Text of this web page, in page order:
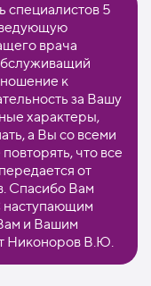
специалистов 5
врача
к
за Вашу
характеры,
а Вы со всеми
что все
от
Спасибо Вам
наступающим
и Вашим
Никоноров В.Ю.